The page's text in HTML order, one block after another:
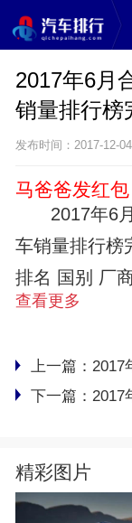
2017年6月
销量排行榜
发布时间：2017-12-
马爸爸发红
2017年6
车销量排行榜
排名 国别 厂
查看更多
上一篇： 2017年
下一篇： 2017
精彩图片